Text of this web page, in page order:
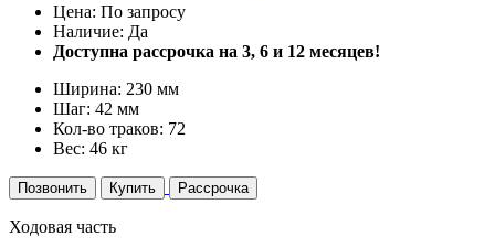
Цена: По запросу
Наличие: Да
Доступна рассрочка на 3, 6 и 12 месяцев!
Ширина: 230 мм
Шаг: 42 мм
Кол-во траков: 72
Вес: 46 кг
Позвонить Купить Рассрочка
Ходовая часть